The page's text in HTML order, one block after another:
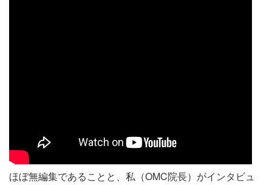
ほぼ無編集であることと、私（OMC院長）がインタビュ